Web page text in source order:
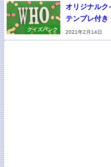
クイズバンク
オリジナルク
テンプレ付き
2021年2月14日